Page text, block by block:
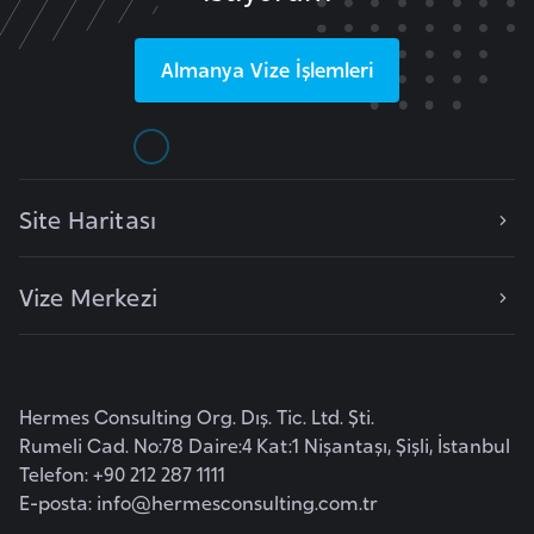
Almanya Vize İşlemleri
Site Haritası
Vize Merkezi
Hermes Consulting Org. Dış. Tic. Ltd. Şti.
Rumeli Cad. No:78 Daire:4 Kat:1 Nişantaşı, Şişli, İstanbul
Telefon: +90 212 287 1111
E-posta: info@hermesconsulting.com.tr
l
a
k
i
n
a